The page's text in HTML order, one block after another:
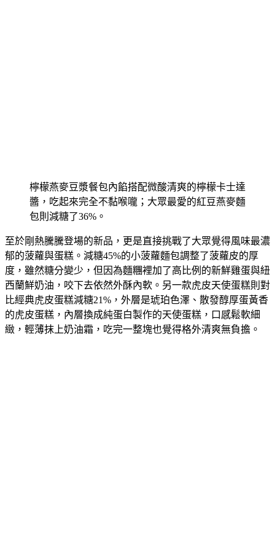
檸檬燕麥豆漿餐包內餡搭配微酸清爽的檸檬卡士達
醬，吃起來完全不黏喉嚨；大眾最愛的紅豆燕麥麵
包則減糖了36%。
至於剛熱騰騰登場的新品，更是直接挑戰了大眾覺得風味最濃
郁的菠蘿與蛋糕。減糖45%的小菠蘿麵包調整了菠蘿皮的厚
度，雖然糖分變少，但因為麵糰裡加了高比例的新鮮雞蛋與紐
西蘭鮮奶油，咬下去依然外酥內軟。另一款虎皮天使蛋糕則對
比經典虎皮蛋糕減糖21%，外層是琥珀色澤、散發醇厚蛋黃香
的虎皮蛋糕，內層換成純蛋白製作的天使蛋糕，口感鬆軟細
緻，輕薄抹上奶油霜，吃完一整塊也覺得格外清爽無負擔。